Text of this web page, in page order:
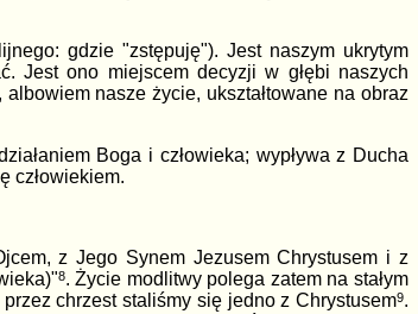
gdzie "zstępuję"). Jest naszym ukrytym
Jest ono miejscem decyzji w głębi naszych
nasze życie, ukształtowane na obraz
Boga i człowieka; wypływa z Ducha
człowiekiem.
z Jego Synem Jezusem Chrystusem i z
8. Życie modlitwy polega zatem na stałym
chrzest staliśmy się jedno z Chrystusem9.